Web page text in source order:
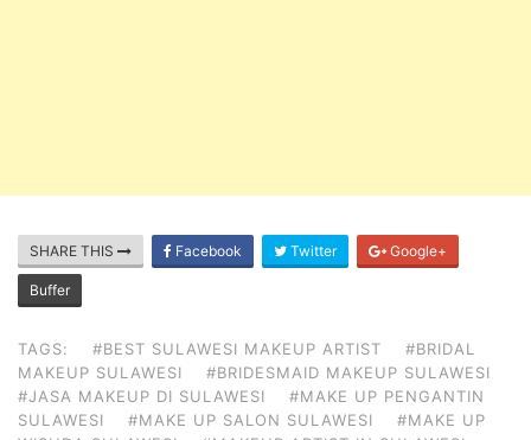
SHARE THIS Facebook Twitter Google+
Buffer
TAGS: #BEST SULAWESI MAKEUP ARTIST
#BRIDAL
MAKEUP SULAWESI
#BRIDESMAID MAKEUP SULAWESI
#JASA MAKEUP DI SULAWESI
#MAKE UP PENGANTIN
SULAWESI
#MAKE UP SALON SULAWESI
#MAKE UP